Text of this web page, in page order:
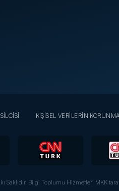
KİŞİSEL VERİLERİN
Saklıdır. Bilgi Toplumu Hizmetleri MKK